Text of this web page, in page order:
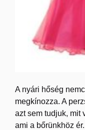
A nyári hőség
megkínozza. A
azt sem tudjuk, mit
ami a bőrünkhöz